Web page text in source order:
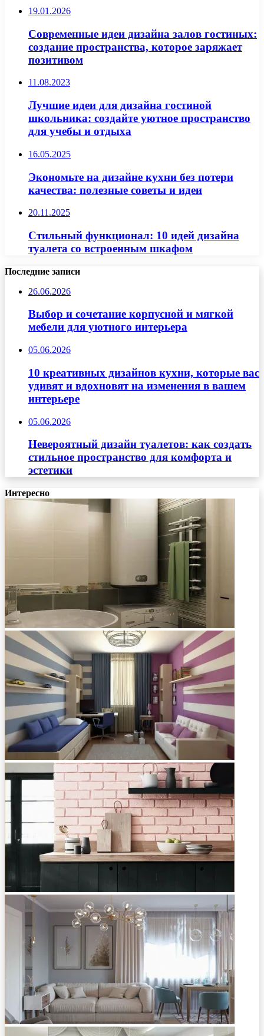
19.01.2026
Современные идеи дизайна залов гостиных:
создание пространства, которое заряжает
позитивом
11.08.2023
Лучшие идеи для дизайна гостиной
школьника: создайте уютное пространство
для учебы и отдыха
16.05.2025
Экономьте на дизайне кухни без потери
качества: полезные советы и идеи
20.11.2025
Стильный функционал: 10 идей дизайна
туалета со встроенным шкафом
Последние записи
26.06.2026
Выбор и сочетание корпусной и мягкой
мебели для уютного интерьера
05.06.2026
10 креативных дизайнов кухни, которые вас
удивят и вдохновят на изменения в вашем
интерьере
05.06.2026
Невероятный дизайн туалетов: как создать
стильное пространство для комфорта и
эстетики
Интересно